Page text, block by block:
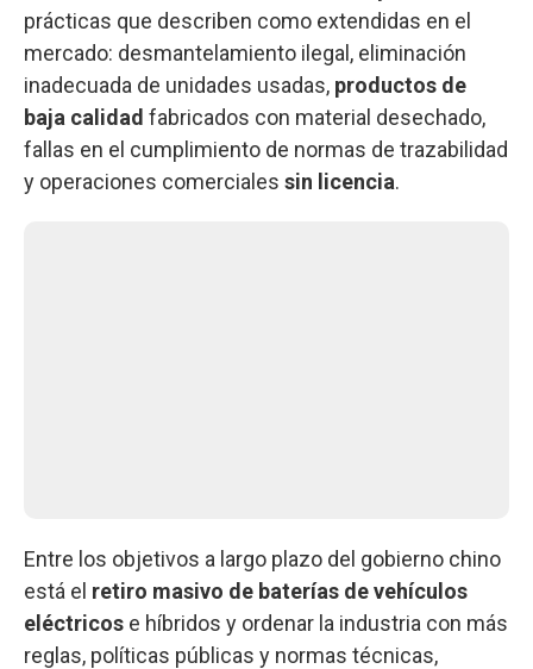
prácticas que describen como extendidas en el
mercado: desmantelamiento ilegal, eliminación
inadecuada de unidades usadas, productos de
baja calidad fabricados con material desechado,
fallas en el cumplimiento de normas de trazabilidad
y operaciones comerciales sin licencia.
Entre los objetivos a largo plazo del gobierno chino
está el retiro masivo de baterías de vehículos
eléctricos e híbridos y ordenar la industria con más
reglas, políticas públicas y normas técnicas,